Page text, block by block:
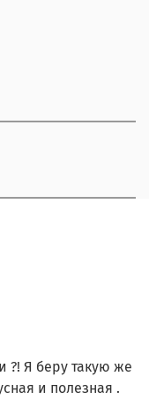
?! Я беру такую же
и полезная .